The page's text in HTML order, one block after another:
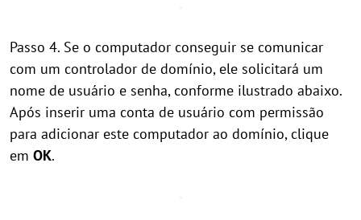
Passo 4. Se o computador conseguir se comunicar
com um controlador de domínio, ele solicitará um
nome de usuário e senha, conforme ilustrado abaixo.
Após inserir uma conta de usuário com permissão
para adicionar este computador ao domínio, clique
em OK.